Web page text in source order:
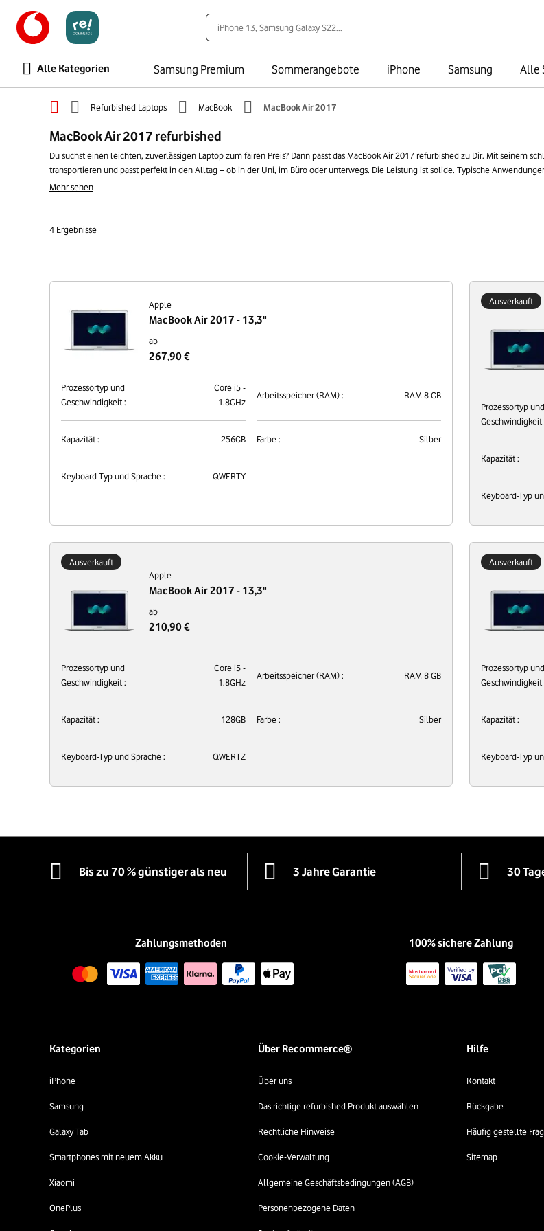
Alle Kategorien Samsung Premium Sommerangebote iPhone Samsung Alle
Refurbished Laptops MacBook MacBook Air 2017
MacBook Air 2017 refurbished
Du suchst einen leichten, zuverlässigen Laptop zum fairen Preis? Dann passt das MacBook Air 2017 refurbished zu Dir. Mit seinem
transportieren und passt perfekt in den Alltag – ob in der Uni, im Büro oder unterwegs. Die Leistung ist solide. Typische
Nutzung, Streaming und kreativen Aufgaben hält das MacBook Air mit. Die lange Akkulaufzeit schenkt dir volle Flexibilität – vor
Mehr sehen
4 Ergebnisse
Apple
MacBook Air 2017 - 13,3"
ab
267,90 €
Prozessortyp und
Geschwindigkeit :
Core i5 -
1.8GHz
Arbeitsspeicher (RAM) : RAM 8 GB
Kapazität : 256GB Farbe : Silber
Keyboard-Typ und Sprache : QWERTY
Ausverkauft
Prozessortyp und
Geschwindigkeit
Kapazität :
Keyboard-Typ
Ausverkauft
Apple
MacBook Air 2017 - 13,3"
ab
210,90 €
Prozessortyp und
Geschwindigkeit :
Core i5 -
1.8GHz
Arbeitsspeicher (RAM) : RAM 8 GB
Kapazität : 128GB Farbe : Silber
Keyboard-Typ und Sprache : QWERTZ
Ausverkauft
Prozessortyp und
Geschwindigkeit
Kapazität :
Keyboard-Typ
Bis zu 70 % günstiger als neu 3 Jahre Garantie 30
Zahlungsmethoden 100% sichere Zahlung
Kategorien
iPhone
Samsung
Galaxy Tab
Smartphones mit neuem Akku
Xiaomi
OnePlus
Über Recommerce®
Über uns
Das richtige refurbished Produkt auswählen
Rechtliche Hinweise
Cookie-Verwaltung
Allgemeine Geschäftsbedingungen (AGB)
Personenbezogene Daten
Hilfe
Kontakt
Rückgabe
Häufig gestellte
Sitemap